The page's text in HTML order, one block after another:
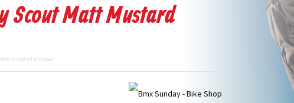
Scout Matt Mustard
Mustard unisexe